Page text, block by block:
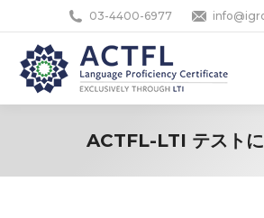
03-4400-6977
ACTFL-LTI テスト